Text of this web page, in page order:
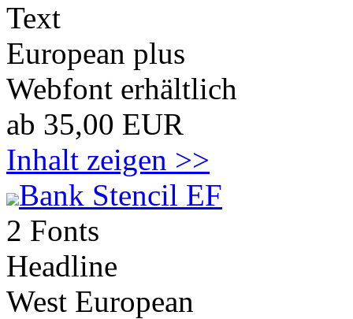
Text
European plus
Webfont erhältlich
ab 35,00 EUR
Inhalt zeigen >>
Bank Stencil EF
2 Fonts
Headline
West European